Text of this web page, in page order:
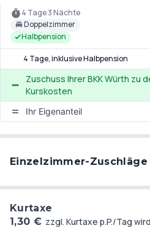
im Wald (nur ca. 20 km vom Hotel
Landesgartenschau statt. Hier
Grünflächen,
4 Tage 3 Nächte
Doppelzimmer
Halbpension
4 Tage, inklusive Halbpension
Zuschuss Ihrer BKK Würth zu
Kurskosten
Ihr Eigenanteil
Einzelzimmer-Zuschläge
Kurtaxe
1,30 € zzgl. Kurtaxe p.P./Tag